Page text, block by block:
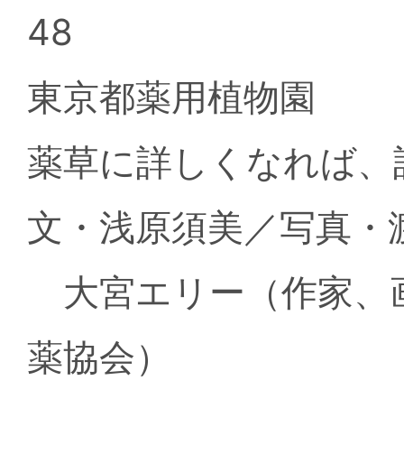
48
東京都薬用植物園
薬草に詳しくなれば
文・浅原須美／写真・
大宮エリー（作家、
薬協会）